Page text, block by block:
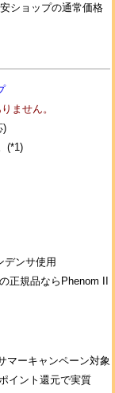
ショップの通常価格
ません。
)
(*1)
デンサ使用
正規品ならPhenom II
マーキャンペーン対象
イント還元で実質